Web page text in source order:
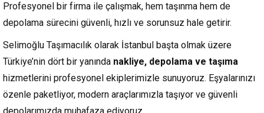
Profesyonel bir firma ile çalışmak, hem taşınma hem de
depolama sürecini güvenli, hızlı ve sorunsuz hale getirir.
Selimoğlu Taşımacılık olarak İstanbul başta olmak üzere
Türkiye’nin dört bir yanında nakliye, depolama ve taşıma
hizmetlerini profesyonel ekiplerimizle sunuyoruz. Eşyalarınızı
özenle paketliyor, modern araçlarımızla taşıyor ve güvenli